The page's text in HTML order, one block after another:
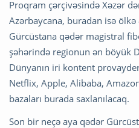
Proqram çərçivəsində Xəzər
Azərbaycana, buradan isə
Gürcüstana qədər magistral
şəhərində regionun ən böyük
Dünyanın iri kontent
Netflix, Apple, Alibaba,
bazaları burada saxlanılacaq.
Son bir neçə aya qədər